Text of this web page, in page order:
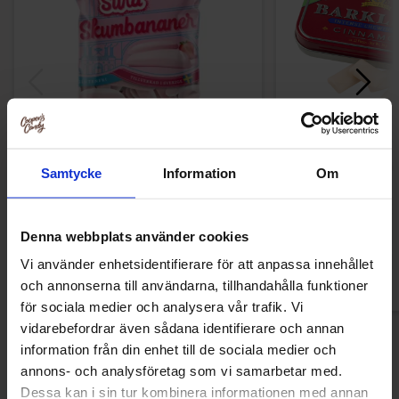
Samtycke Information Om
Denna webbplats använder cookies
Vi använder enhetsidentifierare för att anpassa innehållet
och annonserna till användarna, tillhandahålla funktioner
för sociala medier och analysera vår trafik. Vi
vidarebefordrar även sådana identifierare och annan
information från din enhet till de sociala medier och
annons- och analysföretag som vi samarbetar med.
Dessa kan i sin tur kombinera informationen med annan
Aroma Happamat Vaahtobanaanitja
Barkleys Gum -